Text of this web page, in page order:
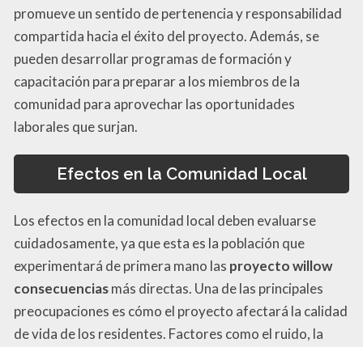
promueve un sentido de pertenencia y responsabilidad
compartida hacia el éxito del proyecto. Además, se
pueden desarrollar programas de formación y
capacitación para preparar a los miembros de la
comunidad para aprovechar las oportunidades
laborales que surjan.
Efectos en la Comunidad Local
Los efectos en la comunidad local deben evaluarse
cuidadosamente, ya que esta es la población que
experimentará de primera mano las proyecto willow
consecuenciasmás directas. Una de las principales
preocupaciones es cómo el proyecto afectará la calidad
de vida de los residentes. Factores como el ruido, la